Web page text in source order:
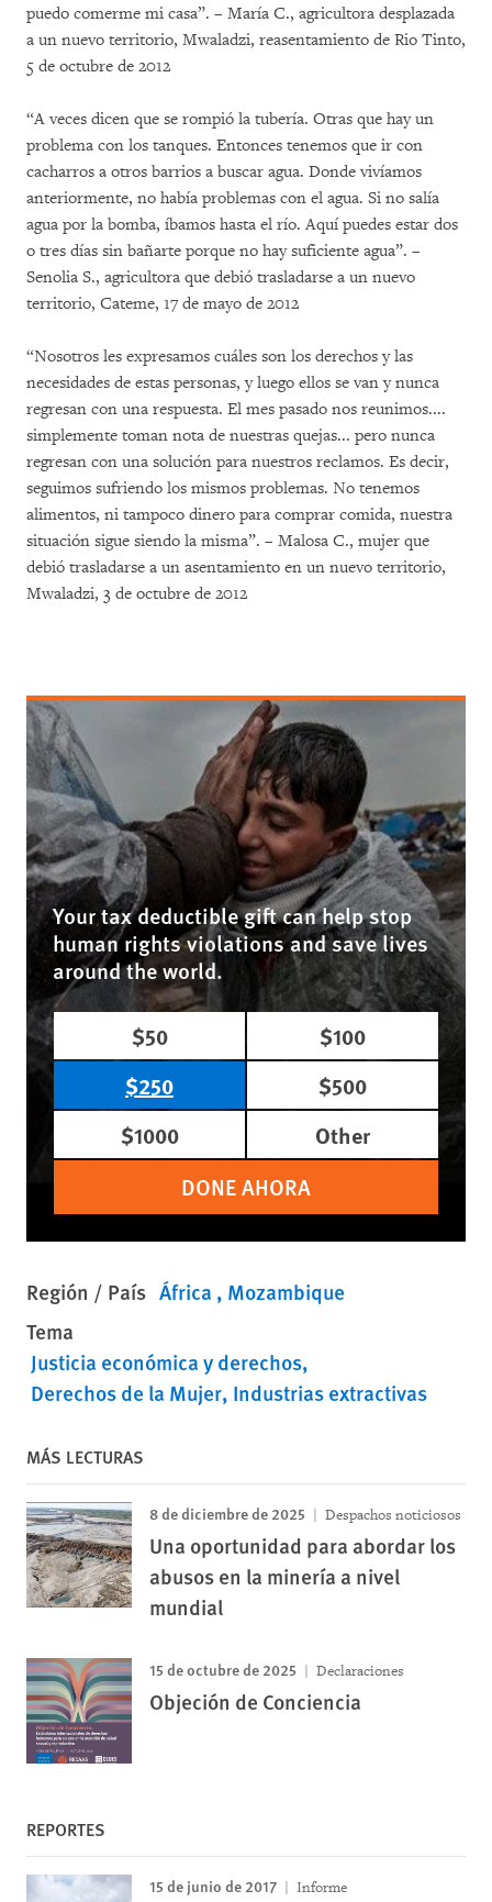
puedo comerme mi casa”. – María C., agricultora desplazada
a un nuevo territorio, Mwaladzi, reasentamiento de Rio Tinto,
5 de octubre de 2012
“A veces dicen que se rompió la tubería. Otras que hay un
problema con los tanques. Entonces tenemos que ir con
cacharros a otros barrios a buscar agua. Donde vivíamos
anteriormente, no había problemas con el agua. Si no salía
agua por la bomba, íbamos hasta el río. Aquí puedes estar dos
o tres días sin bañarte porque no hay suficiente agua”. –
Senolia S., agricultora que debió trasladarse a un nuevo
territorio, Cateme, 17 de mayo de 2012
“Nosotros les expresamos cuáles son los derechos y las
necesidades de estas personas, y luego ellos se van y nunca
regresan con una respuesta. El mes pasado nos reunimos....
simplemente toman nota de nuestras quejas... pero nunca
regresan con una solución para nuestros reclamos. Es decir,
seguimos sufriendo los mismos problemas. No tenemos
alimentos, ni tampoco dinero para comprar comida, nuestra
situación sigue siendo la misma”. – Malosa C., mujer que
debió trasladarse a un asentamiento en un nuevo territorio,
Mwaladzi, 3 de octubre de 2012
Your tax deductible gift can help stop
human rights violations and save lives
around the world.
$50
$100
$250
$500
$1000
Other
DONE AHORA
Región / País África Mozambique
Tema
Justicia económica y derechos
Derechos de la Mujer Industrias extractivas
MÁS LECTURAS
8 de diciembre de 2025 Despachos noticiosos
Una oportunidad para abordar los
abusos en la minería a nivel
mundial
15 de octubre de 2025 Declaraciones
Objeción de Conciencia
REPORTES
15 de junio de 2017 Informe